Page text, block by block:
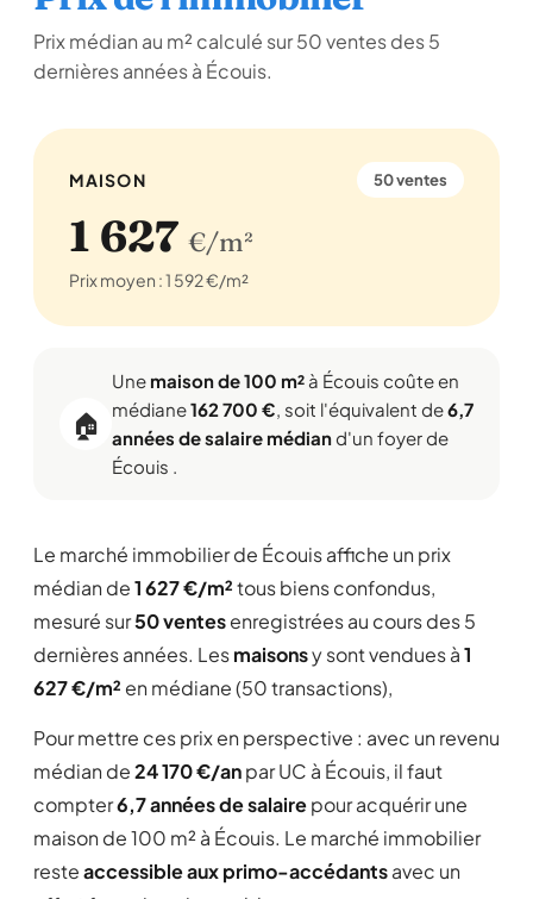
Prix médian au m² calculé sur 50 ventes des 5
dernières années à Écouis.
MAISON 50 ventes
1 627 €/m²
Prix moyen : 1 592 €/m²
🏠
Une maison de 100 m² à Écouis coûte en
médiane162 700 €, soit l'équivalent de6,7
années de salaire médiand'un foyer de
Écouis .
Le marché immobilier de Écouis affiche un prix
médian de1 627 €/m²tous biens confondus,
mesuré sur50 ventesenregistrées au cours des 5
dernières années. Lesmaisonsy sont vendues à1
627 €/m² en médiane (50 transactions),
Pour mettre ces prix en perspective : avec un revenu
médian de24 170 €/anpar UC à Écouis, il faut
compter6,7 années de salairepour acquérir une
maison de 100 m² à Écouis. Le marché immobilier
resteaccessible aux primo-accédantsavec un